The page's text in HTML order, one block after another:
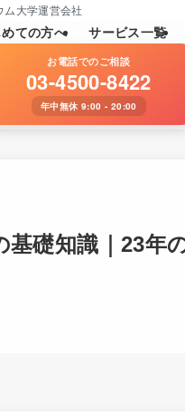
大学運営会社: SNS総フォロワー
ての方へ サービス一覧
お電話でのご相談
03-4500-8422
年中無休 9:00 - 20:00
礎知識｜23年